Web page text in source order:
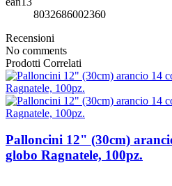
8032686002360
Recensioni
No comments
Prodotti Correlati
Palloncini 12" (30cm)
globo Ragnatele, 100pz.